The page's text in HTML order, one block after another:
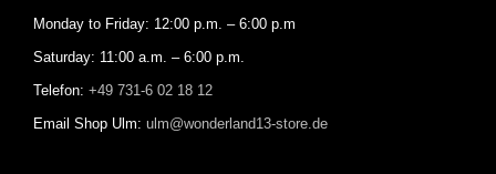
Monday to Friday: 12:00 p.m. – 6:00 p.m
Saturday: 11:00 a.m. – 6:00 p.m.
Telefon: +49 731-6 02 18 12
Email Shop Ulm: ulm@wonderland13-store.de